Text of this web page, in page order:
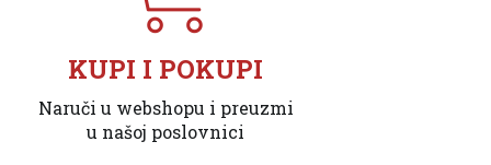
KUPI I POKUPI
Naruči u webshopu i preuzmi
u našoj poslovnici